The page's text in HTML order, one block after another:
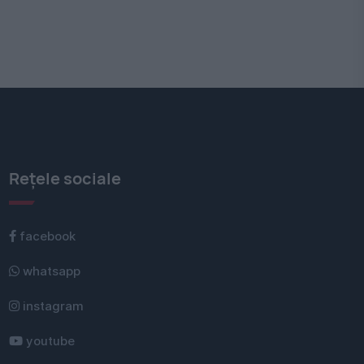
Rețele sociale
facebook
whatsapp
instagram
youtube